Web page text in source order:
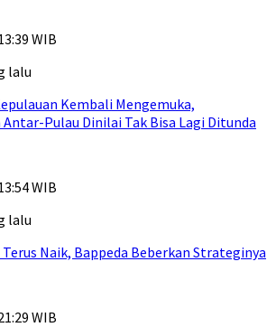
WIB
lalu
Kembali Mengemuka,
Pulau Dinilai Tak Bisa Lagi Ditunda
WIB
lalu
Terus Naik, Bappeda Beberkan Strateginya
WIB